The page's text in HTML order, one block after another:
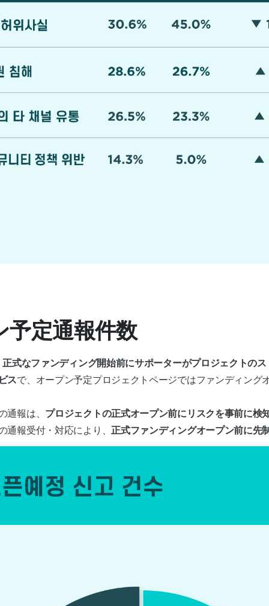
予定通報件数
正式なファンディング開始前にサポーターがプロジェクトの
スで、オープン予定プロジェクトページではファンディング
通報は、 プロジェクトの正式オープン前にリスクを事前に検
通報受付・対応により、正式ファンディングオープン前に先